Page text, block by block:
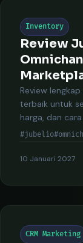
Inventory
Review
Review
terbaik untuk
harga, dan
#jubelio
10 Januari 2027
CRM Marketing